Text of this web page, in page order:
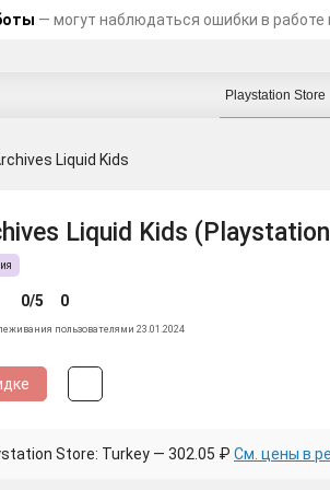
— могут наблюдаться ошибки в работе
Liquid Kids
Liquid Kids
0/5 0
пользователями 23.01.2024
Store: Turkey — 302.05 ₽ См. цены в